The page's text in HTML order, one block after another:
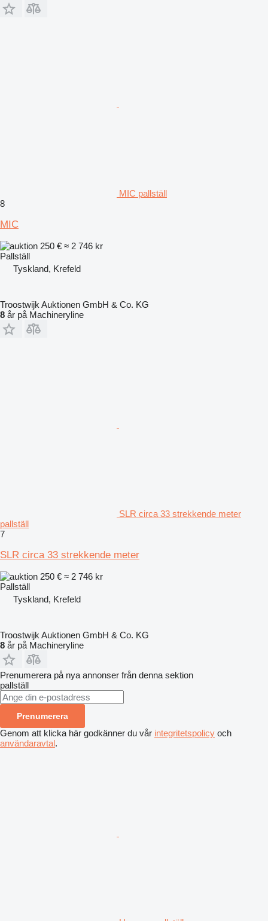
MIC pallställ
8
MIC
250 € ≈ 2 746 kr
Pallställ
Tyskland, Krefeld
Troostwijk Auktionen GmbH & Co. KG
8 år på Machineryline
SLR circa 33 strekkende meter
pallställ
7
SLR circa 33 strekkende meter
250 € ≈ 2 746 kr
Pallställ
Tyskland, Krefeld
Troostwijk Auktionen GmbH & Co. KG
8 år på Machineryline
Prenumerera på nya annonser från denna sektion
pallställ
Prenumerera
Genom att klicka här godkänner du vår integritetspolicy och
användaravtal.